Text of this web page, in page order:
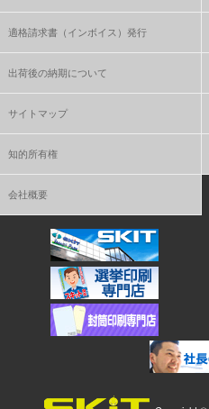
適格請求書（インボイス）発行
出荷後の納期について
サイトマップ
知的所有権
会社概要